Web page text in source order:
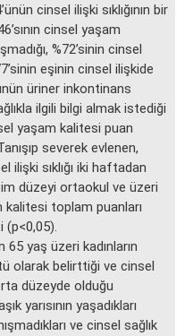
cinsel ilişki sıklığının bir
cinsel yaşam
%72’sinin cinsel
eşinin cinsel ilişkide
üriner inkontinans
ilgili bilgi almak istediği
yaşam kalitesi puan
severek evlenen,
ilişki sıklığı iki haftadan
düzeyi ortaokul ve üzeri
kalitesi toplam puanları
(p<0,05).
65 yaş üzeri kadınların
olarak belirttiği ve cinsel
düzeyde olduğu
yarısının yaşadıkları
ve cinsel sağlık